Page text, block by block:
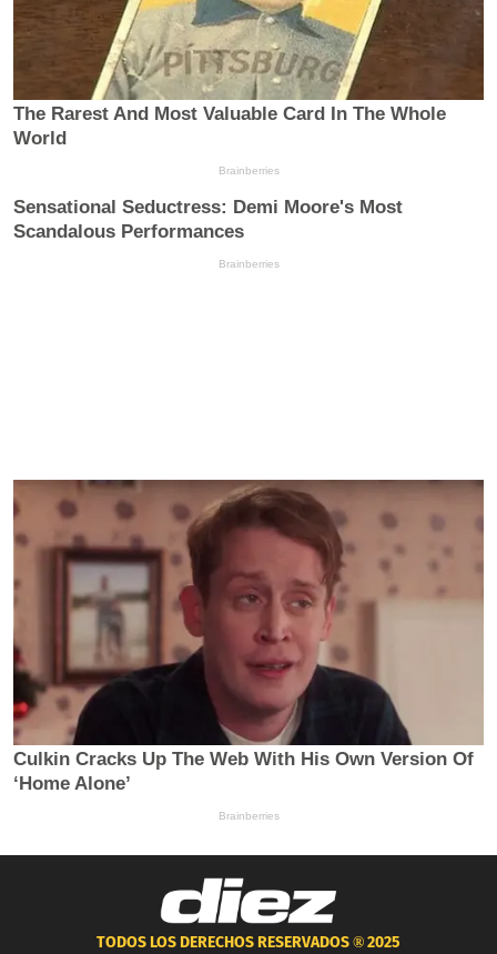
TODOS LOS DERECHOS RESERVADOS ®2025